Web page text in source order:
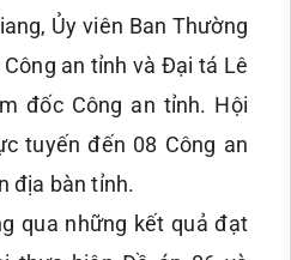
Ủy viên Ban Thường
an tỉnh và Đại tá Lê
đốc Công an tỉnh. Hội
tuyến đến 08 Công an
địa bàn tỉnh.
những kết quả đạt